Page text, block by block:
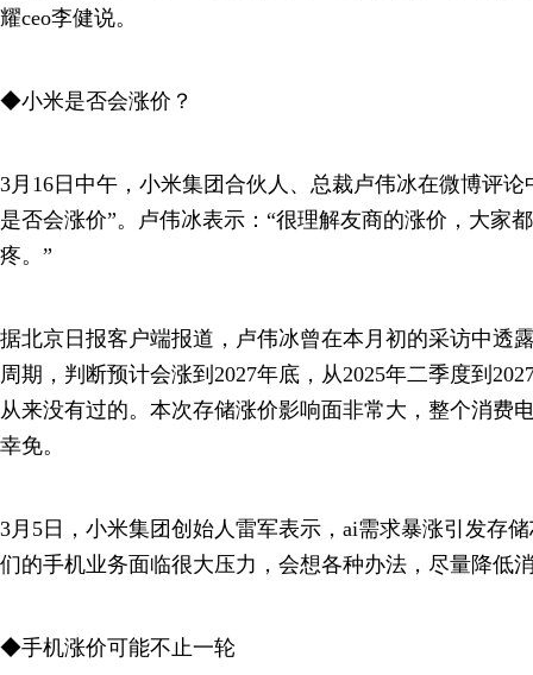
耀ceo李健说。
◆小米是否会涨价？
3月16日中午，小米集团合伙人、总裁卢伟冰在微博评论
是否会涨价”。卢伟冰表示：“很理解友商的涨价，大家
疼。”
据北京日报客户端报道，卢伟冰曾在本月初的采访中透
周期，判断预计会涨到2027年底，从2025年二季度到
从来没有过的。本次存储涨价影响面非常大，整个消费
幸免。
3月5日，小米集团创始人雷军表示，ai需求暴涨引发存
们的手机业务面临很大压力，会想各种办法，尽量降低
◆手机涨价可能不止一轮